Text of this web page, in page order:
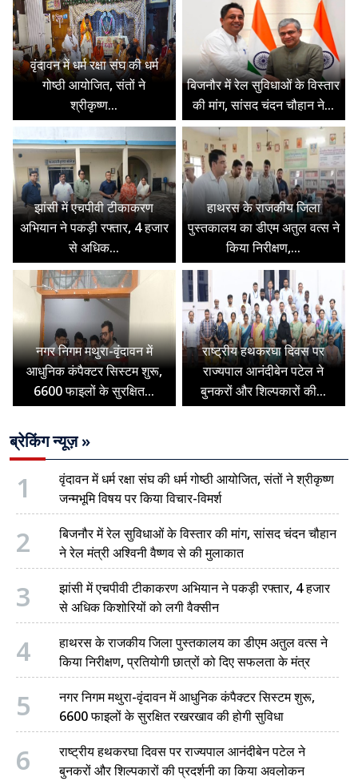
वृंदावन में धर्म रक्षा संघ की धर्म
गोष्ठी आयोजित, संतों ने
श्रीकृष्ण...
बिजनौर में रेल सुविधाओं के विस्तार
की मांग, सांसद चंदन चौहान ने...
झांसी में एचपीवी टीकाकरण
अभियान ने पकड़ी रफ्तार, 4 हजार
से अधिक...
हाथरस के राजकीय जिला
पुस्तकालय का डीएम अतुल वत्स ने
किया निरीक्षण,...
नगर निगम मथुरा-वृंदावन में
आधुनिक कंपैक्टर सिस्टम शुरू,
6600 फाइलों के सुरक्षित...
राष्ट्रीय हथकरघा दिवस पर
राज्यपाल आनंदीबेन पटेल ने
बुनकरों और शिल्पकारों की...
ब्रेकिंग न्यूज़ »
1
वृंदावन में धर्म रक्षा संघ की धर्म गोष्ठी आयोजित, संतों ने श्रीकृष्ण
जन्मभूमि विषय पर किया विचार-विमर्श
2
बिजनौर में रेल सुविधाओं के विस्तार की मांग, सांसद चंदन चौहान
ने रेल मंत्री अश्विनी वैष्णव से की मुलाकात
3
झांसी में एचपीवी टीकाकरण अभियान ने पकड़ी रफ्तार, 4 हजार
से अधिक किशोरियों को लगी वैक्सीन
4
हाथरस के राजकीय जिला पुस्तकालय का डीएम अतुल वत्स ने
किया निरीक्षण, प्रतियोगी छात्रों को दिए सफलता के मंत्र
5
नगर निगम मथुरा-वृंदावन में आधुनिक कंपैक्टर सिस्टम शुरू,
6600 फाइलों के सुरक्षित रखरखाव की होगी सुविधा
6
राष्ट्रीय हथकरघा दिवस पर राज्यपाल आनंदीबेन पटेल ने
बुनकरों और शिल्पकारों की प्रदर्शनी का किया अवलोकन